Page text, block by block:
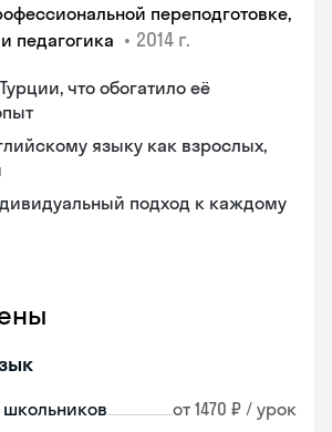
переподготовке,
педагогика • 2014 г.
что обогатило её
языку как взрослых,
подход к каждому
от 1470 ₽ / урок